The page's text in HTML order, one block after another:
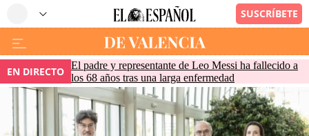
EN DIRECTO El padre y representante de Leo Messi ha fallecido a
los 68 años tras una larga enfermedad